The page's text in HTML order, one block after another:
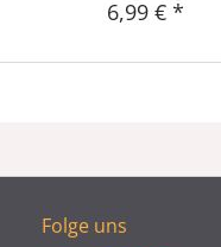
6,99 € *
Folge uns